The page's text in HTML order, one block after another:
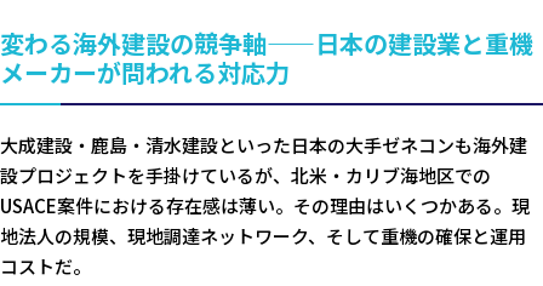
変わる海外建設の競争軸——日本の建設業と重機
メーカーが問われる対応力
大成建設・鹿島・清水建設といった日本の大手ゼネコンも海外建
設プロジェクトを手掛けているが、北米・カリブ海地区での
USACE案件における存在感は薄い。その理由はいくつかある。現
地法人の規模、現地調達ネットワーク、そして重機の確保と運用
コストだ。